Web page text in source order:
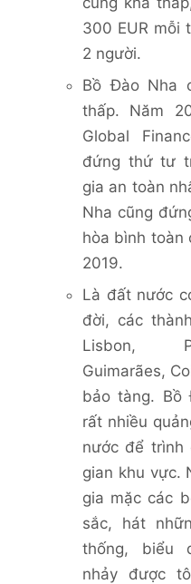
300 EUR mỗi
2 người.
Bồ Đào Nha
thấp. Năm
Global
đứng thứ tư
gia an toàn
Nha cũng
hòa bình toàn
2019.
Là đất nước
đời, các
Lisbon,
Guimarães,
bảo tàng. Bồ
rất nhiều
nước để trình
gian khu vực.
gia mặc các
sắc, hát
thống, biểu
nhảy được